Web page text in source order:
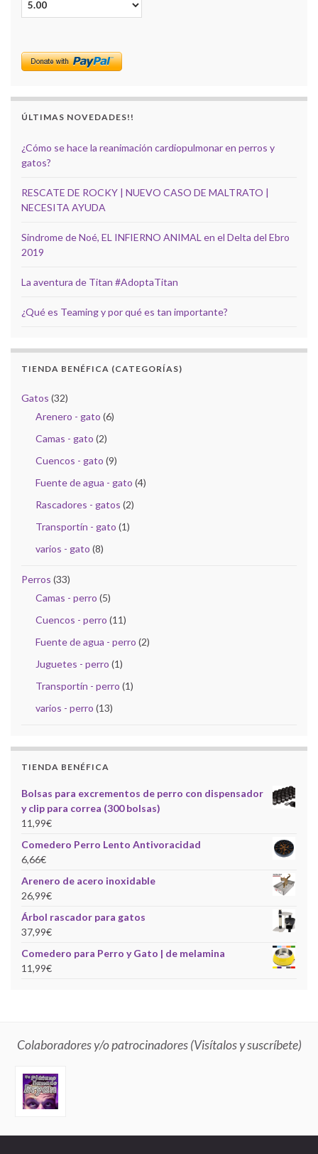
ÚLTIMAS NOVEDADES!!
¿Cómo se hace la reanimación cardiopulmonar en perros y
gatos?
RESCATE DE ROCKY | NUEVO CASO DE MALTRATO |
NECESITA AYUDA
Sindrome de Noé, EL INFIERNO ANIMAL en el Delta del Ebro
2019
La aventura de Titan #AdoptaTitan
¿Qué es Teaming y por qué es tan importante?
TIENDA BENÉFICA (CATEGORÍAS)
Gatos (32)
Arenero - gato (6)
Camas - gato (2)
Cuencos - gato (9)
Fuente de agua - gato (4)
Rascadores - gatos (2)
Transportín - gato (1)
varios - gato (8)
Perros (33)
Camas - perro (5)
Cuencos - perro (11)
Fuente de agua - perro (2)
Juguetes - perro (1)
Transportín - perro (1)
varios - perro (13)
TIENDA BENÉFICA
Bolsas para excrementos de perro con dispensador
y clip para correa (300 bolsas)
11,99€
Comedero Perro Lento Antivoracidad
6,66€
Arenero de acero inoxidable
26,99€
Árbol rascador para gatos
37,99€
Comedero para Perro y Gato | de melamina
11,99€
Colaboradores y/o patrocinadores (Visítalos y suscríbete)